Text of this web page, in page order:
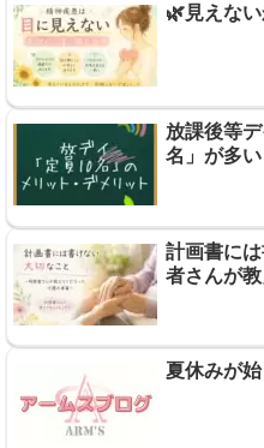
🌿見えな
放課後等
名」が多い
計画書に
者さんが
夏休みが